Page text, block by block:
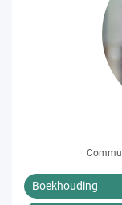
Boekhouding